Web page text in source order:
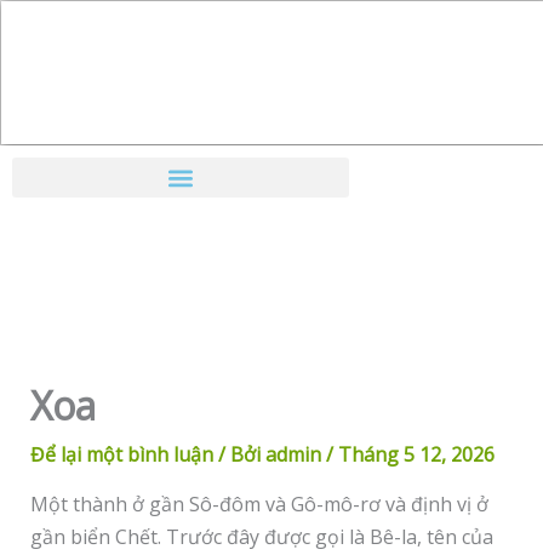
Xoa
Để lại một bình luận/ Bởiadmin/Tháng 5 12, 2026
Một thành ở gần Sô-đôm và Gô-mô-rơ và định vị ở
gần biển Chết. Trước đây được gọi là Bê-la, tên của